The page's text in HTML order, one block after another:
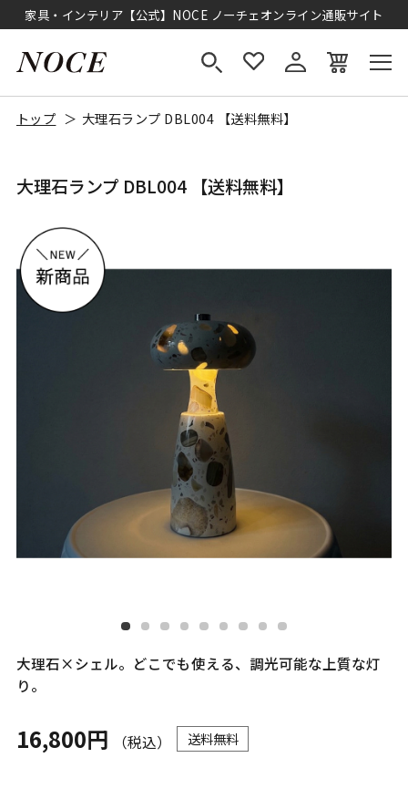
家具・インテリア【公式】NOCE ノーチェオンライン通販サイト
トップ 大理石ランプ DBL004 【送料無料】
大理石ランプ DBL004 【送料無料】
大理石×シェル。どこでも使える、調光可能な上質な灯
り。
16,800円 （税込） 送料無料